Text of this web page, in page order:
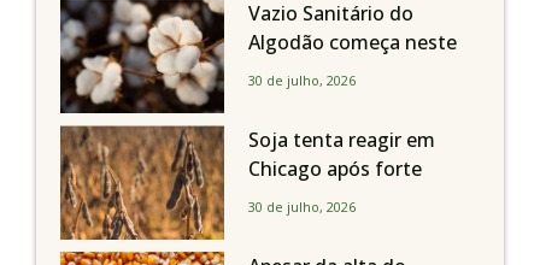
Vazio Sanitário do
Algodão começa neste
sábado, dia 1º de agosto,
Paulo
30 de julho, 2026
Soja tenta reagir em
Chicago após forte
liquidação; portos
de R$ 150/sc
30 de julho, 2026